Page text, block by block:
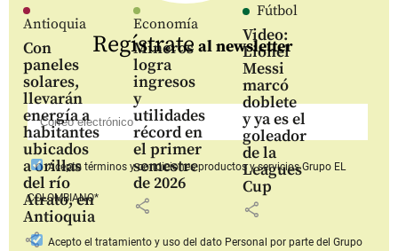
Antioquia
Con
paneles
solares,
llevarán
energía a
habitantes
ubicados
a orillas
del río
Atrato, en
Antioquia
share
Economía
Mineros
logra
ingresos
y
utilidades
récord en
el primer
semestre
de 2026
share
Fútbol
Video:
Lionel
Messi
marcó
doblete
y ya es el
goleador
de la
Leagues
Cup
share
Regístrate al newsletter
Aceptotérminos y condiciones productos y serviciosGrupo EL
COLOMBIANO*
Acepto el tratamiento y uso del dato Personal por parte del Grupo